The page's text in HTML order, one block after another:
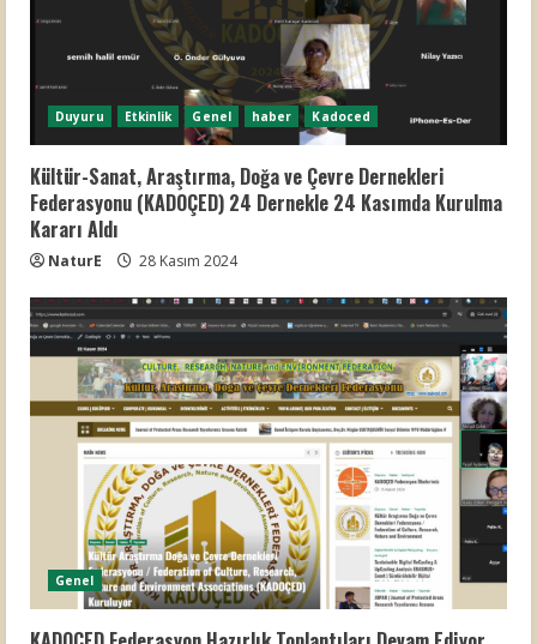
Duyuru Etkinlik Genel haber Kadoced
Kültür-Sanat, Araştırma, Doğa ve Çevre Dernekleri
Federasyonu (KADOÇED) 24 Dernekle 24 Kasımda Kurulma
Kararı Aldı
NaturE 28 Kasım 2024
Genel